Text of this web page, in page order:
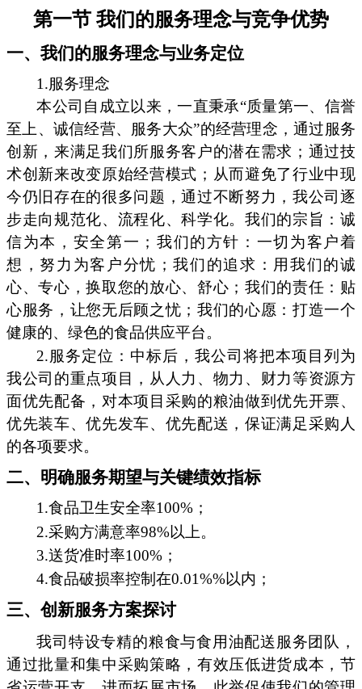
第一节 我们的服务理念与竞争优势
一、我们的服务理念与业务定位
1.服务理念
本公司自成立以来，一直秉承“质量第一、信誉
至上、诚信经营、服务大众”的经营理念，通过服务
创新，来满足我们所服务客户的潜在需求；通过技
术创新来改变原始经营模式；从而避免了行业中现
今仍旧存在的很多问题，通过不断努力，我公司逐
步走向规范化、流程化、科学化。我们的宗旨：诚
信为本，安全第一；我们的方针：一切为客户着
想，努力为客户分忧；我们的追求：用我们的诚
心、专心，换取您的放心、舒心；我们的责任：贴
心服务，让您无后顾之忧；我们的心愿：打造一个
健康的、绿色的食品供应平台。
2.服务定位：中标后，我公司将把本项目列为
我公司的重点项目，从人力、物力、财力等资源方
面优先配备，对本项目采购的粮油做到优先开票、
优先装车、优先发车、优先配送，保证满足采购人
的各项要求。
二、明确服务期望与关键绩效指标
1.食品卫生安全率100%；
2.采购方满意率98%以上。
3.送货准时率100%；
4.食品破损率控制在0.01%%以内；
三、创新服务方案探讨
我司特设专精的粮食与食用油配送服务团队，
通过批量和集中采购策略，有效压低进货成本，节